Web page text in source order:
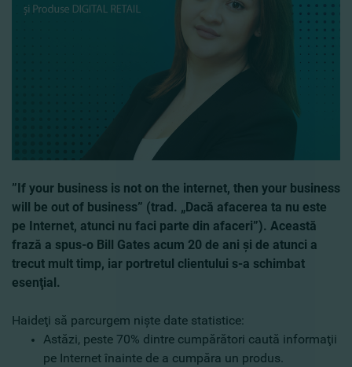
”If your business is not on the internet, then your business
will be out of business” (trad. „Dacă afacerea ta nu este
pe Internet, atunci nu faci parte din afaceri”). Această
frază a spus-o Bill Gates acum 20 de ani şi de atunci a
trecut mult timp, iar portretul clientului s-a schimbat
esenţial.
Haideţi să parcurgem nişte date statistice:
Astăzi, peste 70% dintre cumpărători caută informaţii
pe Internet înainte de a cumpăra un produs.